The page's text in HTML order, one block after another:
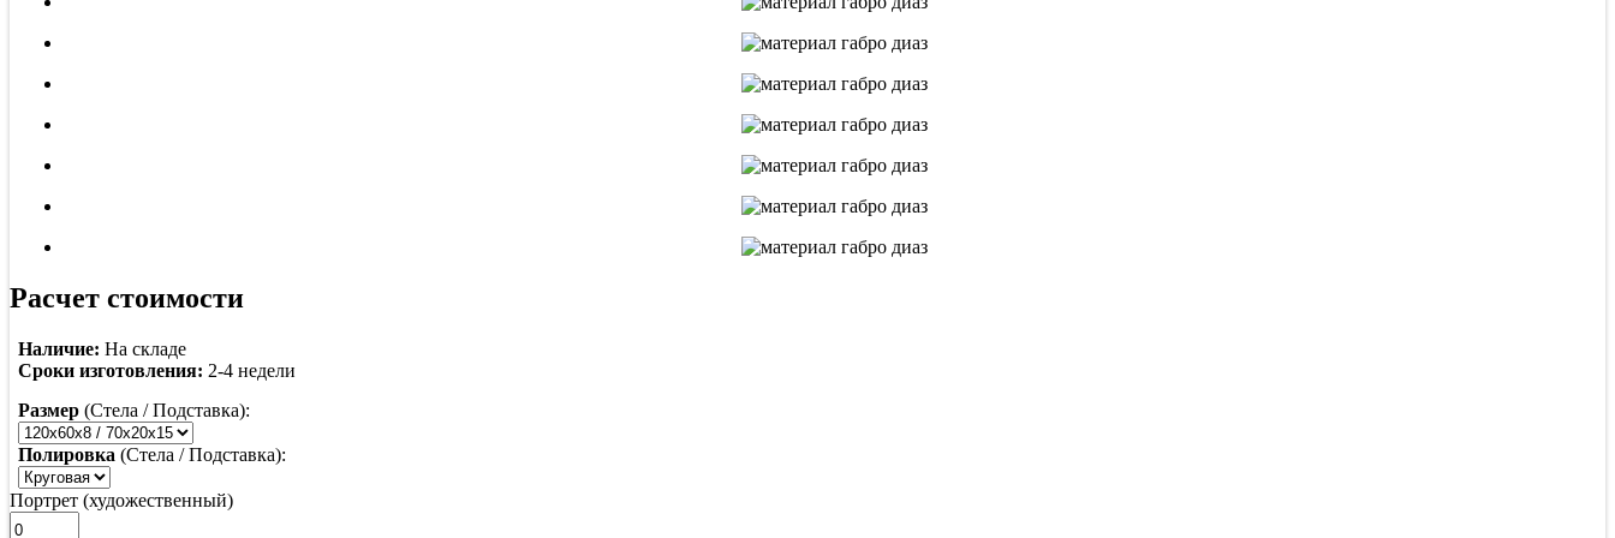
Расчет стоимости
Наличие: На складе
Сроки изготовления: 2-4 недели
Размер (Стела / Подставка):
Полировка (Стела / Подставка):
Портрет (художественный)